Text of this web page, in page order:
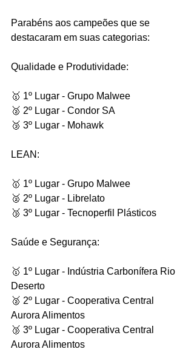
Parabéns aos campeões que se
destacaram em suas categorias:
Qualidade e Produtividade:
🥇 1º Lugar - Grupo Malwee
🥈 2º Lugar - Condor SA
🥉 3º Lugar - Mohawk
LEAN:
🥇 1º Lugar - Grupo Malwee
🥈 2º Lugar - Librelato
🥉 3º Lugar - Tecnoperfil Plásticos
Saúde e Segurança:
🥇 1º Lugar - Indústria Carbonífera Rio
Deserto
🥈 2º Lugar - Cooperativa Central
Aurora Alimentos
🥉 3º Lugar - Cooperativa Central
Aurora Alimentos